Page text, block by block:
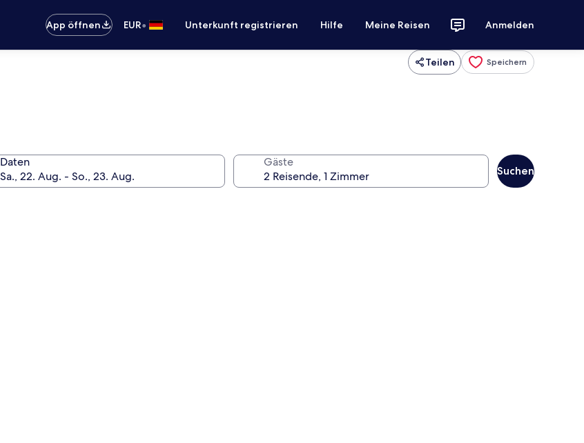
App öffnen EUR• Unterkunft registrieren Hilfe Meine Reisen Anmelden
Teilen Speichern
Daten Gäste
Suchen